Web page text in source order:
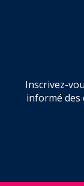
Inscrivez-
informé des